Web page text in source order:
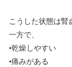
こうした状態は腎
一方で、
•乾燥しやすい
•痛みがある